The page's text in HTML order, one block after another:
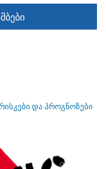
და პროგნოზები